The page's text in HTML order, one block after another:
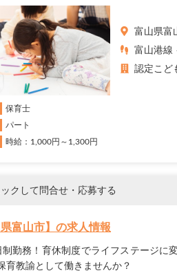
富山県富
富山港線
認定こど
保育士
パート
時給：1,000円～1,300円
クして問合せ・応募する
県富山市】の求人情報
制勤務！育休制度でライフステージに
育教諭として働きませんか？